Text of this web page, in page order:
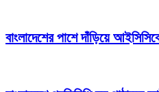
বাংলাদেশের পাশে দাঁড়িয়ে